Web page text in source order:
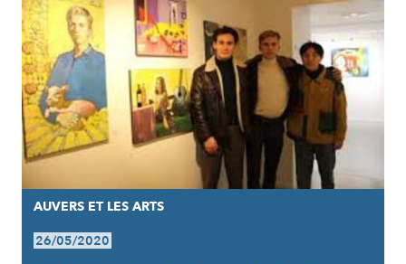
AUVERS ET LES ARTS
26/05/2020